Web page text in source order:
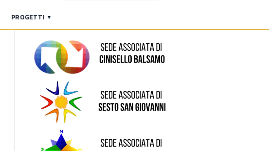
PROGETTI
Sede di Cinisello Balsamo
Sede di Sesto San Giovanni
Sede di Pioltello